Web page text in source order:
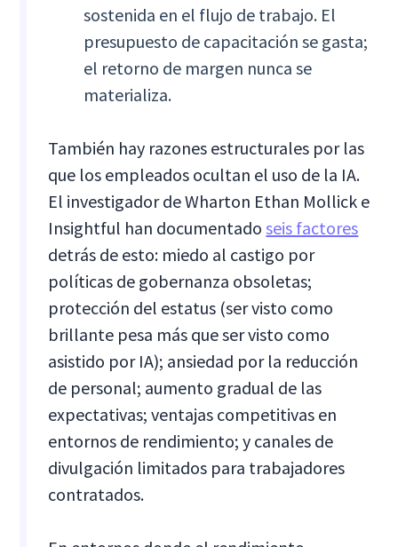
sostenida en el flujo de trabajo. El
presupuesto de capacitación se gasta;
el retorno de margen nunca se
materializa.
También hay razones estructurales por las
que los empleados ocultan el uso de la IA.
El investigador de Wharton Ethan Mollick e
Insightful han documentadoseis factores
detrás de esto: miedo al castigo por
políticas de gobernanza obsoletas;
protección del estatus (ser visto como
brillante pesa más que ser visto como
asistido por IA); ansiedad por la reducción
de personal; aumento gradual de las
expectativas; ventajas competitivas en
entornos de rendimiento; y canales de
divulgación limitados para trabajadores
contratados.